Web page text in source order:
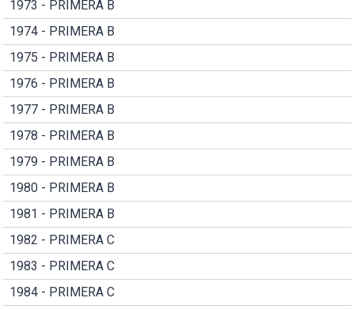
1973 - PRIMERA B
1974 - PRIMERA B
1975 - PRIMERA B
1976 - PRIMERA B
1977 - PRIMERA B
1978 - PRIMERA B
1979 - PRIMERA B
1980 - PRIMERA B
1981 - PRIMERA B
1982 - PRIMERA C
1983 - PRIMERA C
1984 - PRIMERA C